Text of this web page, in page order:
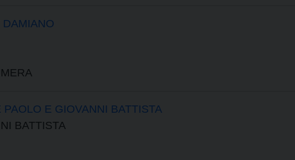
DAMIANO
E GIOVANNI BATTISTA
BATTISTA